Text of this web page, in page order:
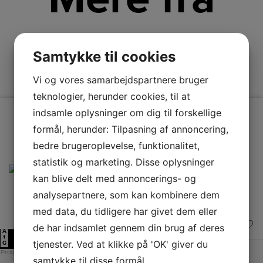
Electrolux
A
↑
G
Produktdatablad
Samtykke til cookies
Vi og vores samarbejdspartnere bruger
teknologier, herunder cookies, til at
indsamle oplysninger om dig til forskellige
formål, herunder: Tilpasning af annoncering,
bedre brugeroplevelse, funktionalitet,
statistik og marketing. Disse oplysninger
kan blive delt med annoncerings- og
analysepartnere, som kan kombinere dem
med data, du tidligere har givet dem eller
de har indsamlet gennem din brug af deres
tjenester. Ved at klikke på 'OK' giver du
samtykke til disse formål.